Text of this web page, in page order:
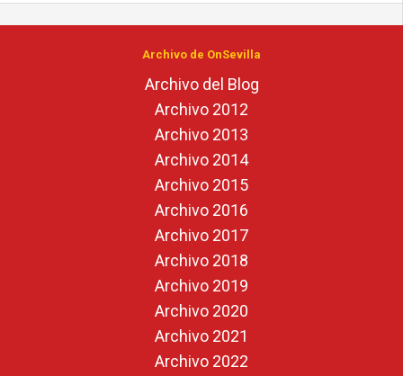
Archivo de OnSevilla
Archivo del Blog
Archivo 2012
Archivo 2013
Archivo 2014
Archivo 2015
Archivo 2016
Archivo 2017
Archivo 2018
Archivo 2019
Archivo 2020
Archivo 2021
Archivo 2022